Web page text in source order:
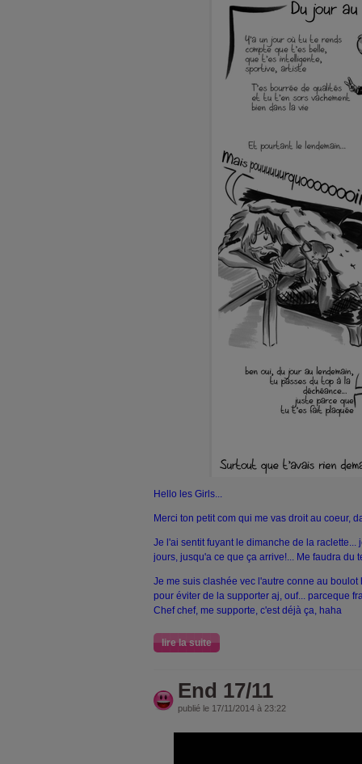
Hello les Girls...
Merci ton petit com qui me vas droit au coeur,
Je l'ai sentit fuyant le dimanche de la
jours, jusqu'a ce que ça arrive!... Me faudra du
Je me suis clashée vec l'autre conne au
pour éviter de la supporter aj, ouf... parceque
Chef chef, me supporte, c'est déjà ça, haha
lire la suite
End 17/11
publié le 17/11/2014 à 23:22